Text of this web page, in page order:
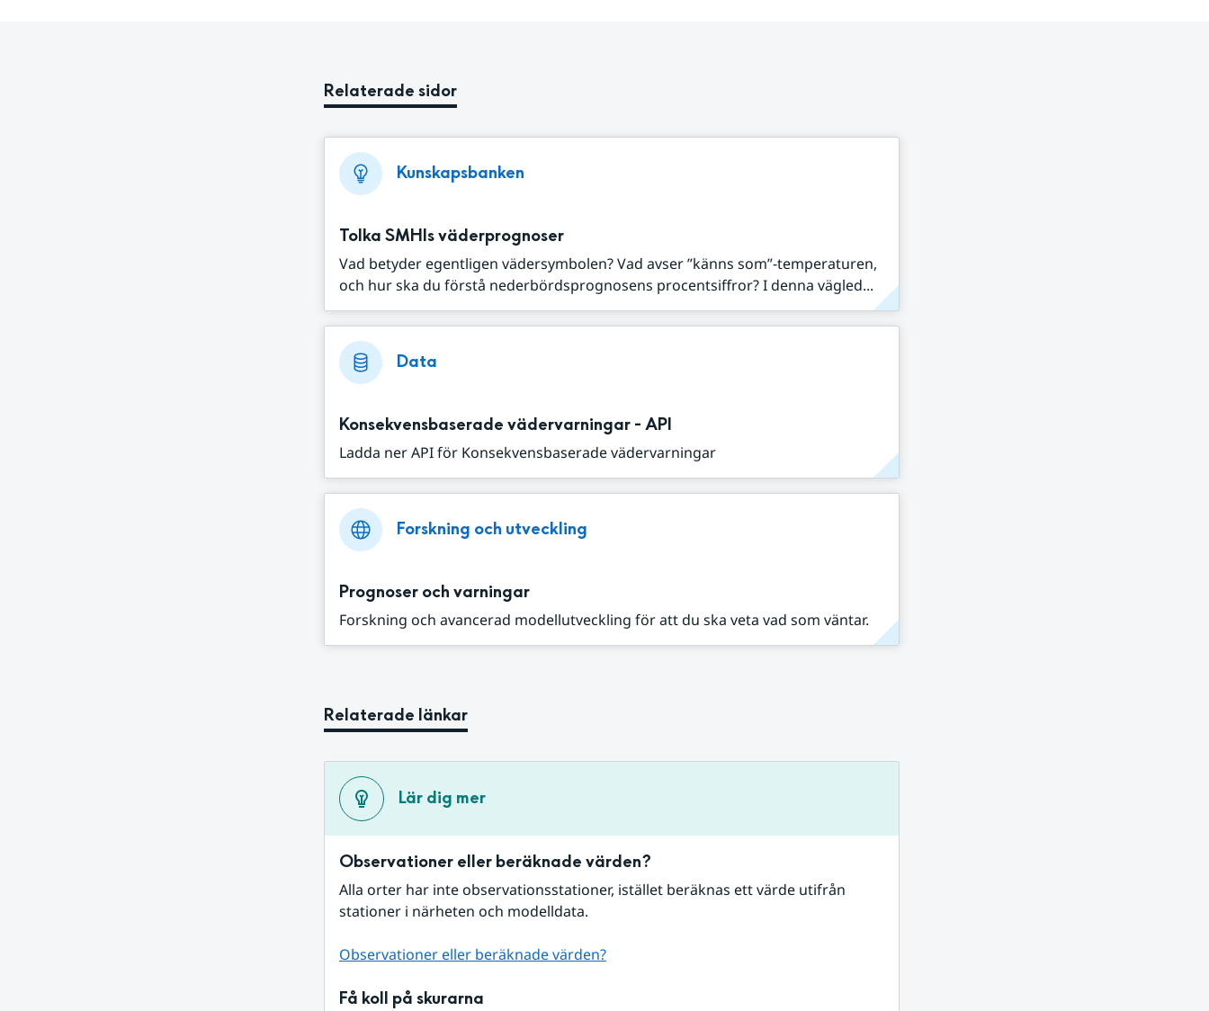
Relaterade sidor
Kunskapsbanken
Tolka SMHIs väderprognoser
Vad betyder egentligen vädersymbolen? Vad avser ”känns som”-temperaturen,
och hur ska du förstå nederbördsprognosens procentsiffror? I denna vägled...
Data
Konsekvensbaserade vädervarningar - API
Ladda ner API för Konsekvensbaserade vädervarningar
Forskning och utveckling
Prognoser och varningar
Forskning och avancerad modellutveckling för att du ska veta vad som väntar.
Relaterade länkar
Lär dig mer
Observationer eller beräknade värden?
Alla orter har inte observationsstationer, istället beräknas ett värde utifrån
stationer i närheten och modelldata.
Observationer eller beräknade värden?
Få koll på skurarna